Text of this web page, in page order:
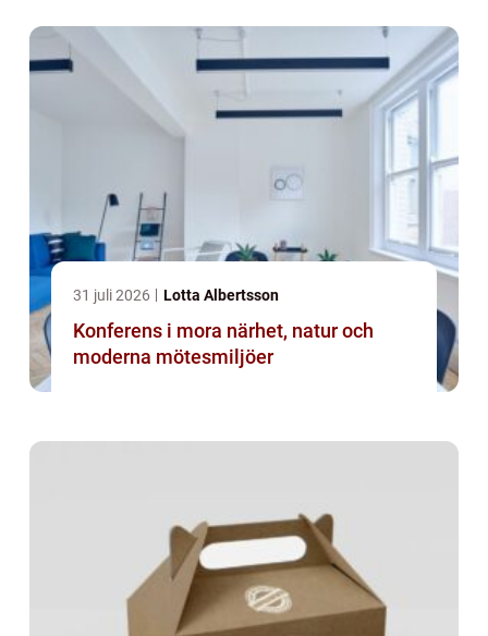
31 juli 2026 Lotta Albertsson
Konferens i mora närhet, natur och
moderna mötesmiljöer